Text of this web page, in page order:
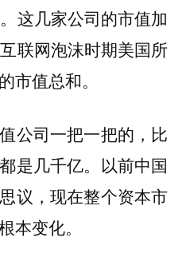
这几家公司的市值加
联网泡沫时期美国所
市值总和。
公司一把一把的，比
是几千亿。以前中国
议，现在整个资本市
本变化。